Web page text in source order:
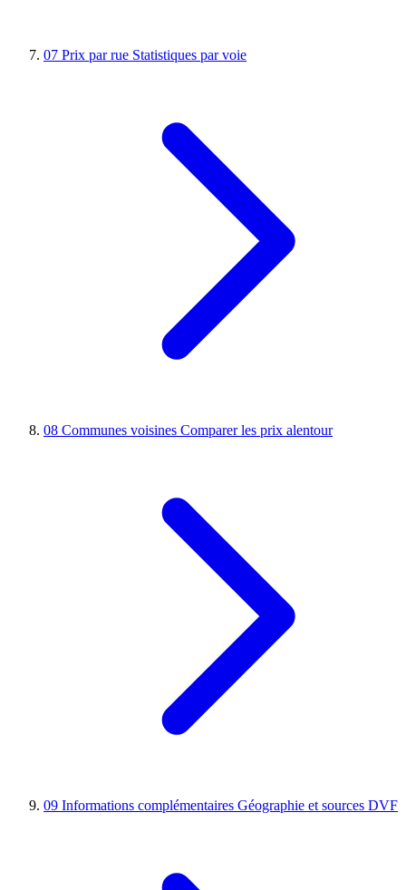
07 Prix par rue Statistiques par voie
08 Communes voisines Comparer les prix alentour
09 Informations complémentaires Géographie et sources DVF